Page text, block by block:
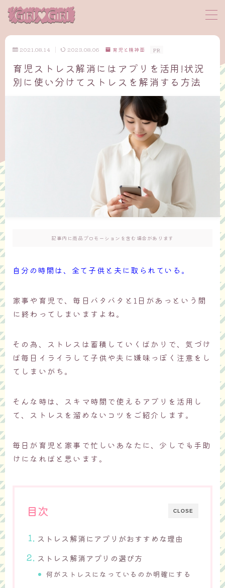
MENU
サイトマップ
プロフィール
2021.08.14 2023.08.06 育児と精神面 PR
育児ストレス解消にはアプリを活用!状況
別に使い分けてストレスを解消する方法
記事内に商品プロモーションを含む場合があります
自分の時間は、全て子供と夫に取られている。
家事や育児で、毎日バタバタと1日があっという間
に終わってしまいますよね。
その為、ストレスは蓄積していくばかりで、気づけ
ば毎日イライラして子供や夫に嫌味っぽく注意をし
てしまいがち。
そんな時は、スキマ時間で使えるアプリを活用し
て、ストレスを溜めないコツをご紹介します。
毎日が育児と家事で忙しいあなたに、少しでも手助
けになればと思います。
CLOSE
目次
ストレス解消にアプリがおすすめな理由
ストレス解消アプリの選び方
何がストレスになっているのか明確にする